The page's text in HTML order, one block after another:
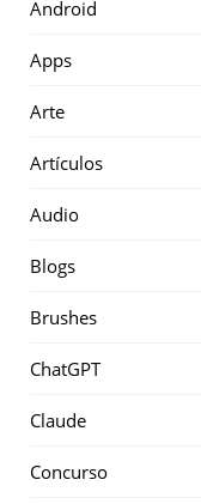
Android
Apps
Arte
Artículos
Audio
Blogs
Brushes
ChatGPT
Claude
Concurso